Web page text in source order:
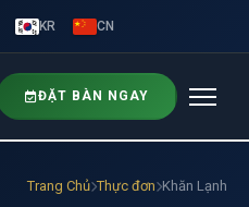
KR CN
ĐẶT BÀN NGAY
Trang Chủ Thực đơn Khăn Lạnh